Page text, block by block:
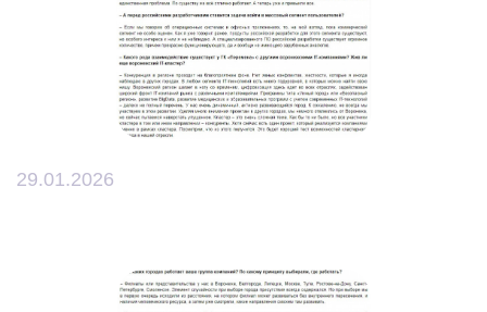
29.01.2026